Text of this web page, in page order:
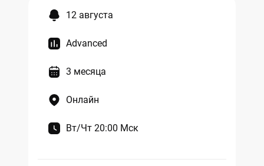
12 августа
Advanced
3 месяца
Онлайн
Вт/Чт 20:00 Мск